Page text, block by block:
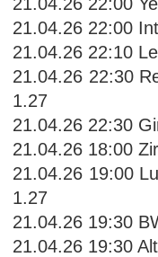
21.04.26 22:00
21.04.26 22:10
21.04.26 22:30
1.27
21.04.26 22:30
21.04.26 18:00
21.04.26 19:00
1.27
21.04.26 19:30
21.04.26 19:30